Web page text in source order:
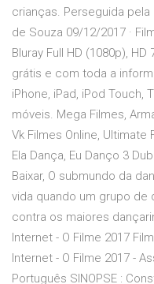
crianças. Perseguida
de Souza 09/12/2017 ·
Bluray Full HD (1080p),
grátis e com toda a
iPhone, iPad, iPod Touch,
móveis. Mega Filmes,
Vk Filmes Online, Ultimate
Ela Dança, Eu Danço 3
Baixar, O submundo da
vida quando um grupo
contra os maiores
Internet - O Filme 2017
Internet - O Filme 2017 -
Português SINOPSE :